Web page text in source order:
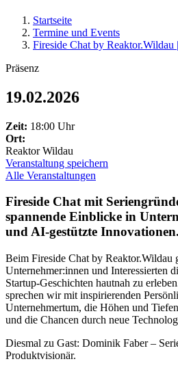
Startseite
Termine und Events
Fireside Chat by
Präsenz
19.02.2026
Zeit: 18:00 Uhr
Ort:
Reaktor Wildau
Veranstaltung speichern
Alle Veranstaltungen
Fireside Chat mit
spannende Einblicke in
und AI-gestützte Innovationen.
Beim Fireside Chat by Reaktor.Wildau
Unternehmer:innen und Interessierten
Startup-Geschichten hautnah zu
sprechen wir mit inspirierenden
Unternehmertum, die Höhen und
und die Chancen durch neue
Diesmal zu Gast: Dominik Faber –
Produktvisionär.